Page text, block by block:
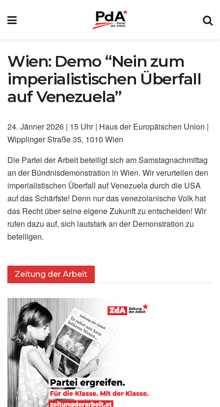
Wien: Demo “Nein zum
imperialistischen Überfall
auf Venezuela”
24. Jänner 2026 | 15 Uhr | Haus der Europäischen Union |
Wipplinger Straße 35, 1010 Wien
Die Partei der Arbeit beteiligt sich am Samstagnachmittag
an der Bündnisdemonstration in Wien. Wir verurteilen den
imperialistischen Überfall auf Venezuela durch die USA
auf das Schärfste! Denn nur das venezolanische Volk hat
das Recht über seine eigene Zukunft zu entscheiden! Wir
rufen dazu auf, sich lautstark an der Demonstration zu
beteiligen.
Zeitung der Arbeit